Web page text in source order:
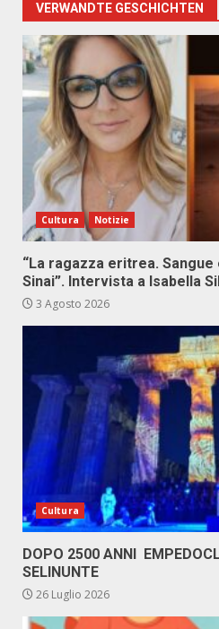
VERWANDTE GESCHICHTEN
Cultura Notizie
“La ragazza eritrea.
Sinai”. Intervista a Isabella
3 Agosto 2026
Cultura
DOPO 2500 ANNI
SELINUNTE
26 Luglio 2026